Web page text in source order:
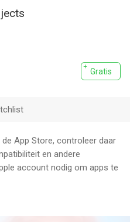
Gratis
de App Store, controleer daar
en andere
account nodig om apps te